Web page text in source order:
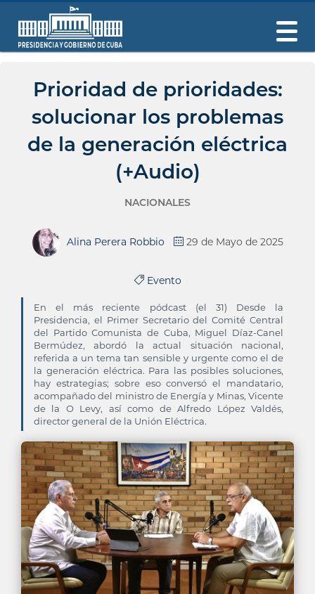
Prioridad de prioridades:
solucionar los problemas
de la generación eléctrica
(+Audio)
NACIONALES
Alina Perera Robbio 29 de Mayo de 2025
Evento
En el más reciente pódcast (el 31) Desde la
Presidencia, el Primer Secretario del Comité Central
del Partido Comunista de Cuba, Miguel Díaz-Canel
Bermúdez, abordó la actual situación nacional,
referida a un tema tan sensible y urgente como el de
la generación eléctrica. Para las posibles soluciones,
hay estrategias; sobre eso conversó el mandatario,
acompañado del ministro de Energía y Minas, Vicente
de la O Levy, así como de Alfredo López Valdés,
director general de la Unión Eléctrica.